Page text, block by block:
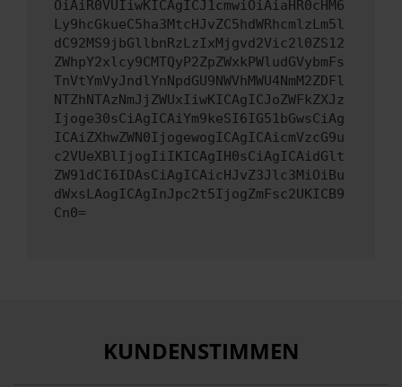
OiAiR0VUIiwKICAgICJ1cmwiOiAiaHR0cHM6
Ly9hcGkueC5ha3MtcHJvZC5hdWRhcmlzLm5l
dC92MS9jbGllbnRzLzIxMjgvd2Vic2l0ZS12
ZWhpY2xlcy9CMTQyP2ZpZWxkPWludGVybmFs
TnVtYmVyJndlYnNpdGU9NWVhMWU4NmM2ZDFl
NTZhNTAzNmJjZWUxIiwKICAgICJoZWFkZXJz
Ijoge30sCiAgICAiYm9keSI6IG51bGwsCiAg
ICAiZXhwZWN0IjogewogICAgICAicmVzcG9u
c2VUeXBlIjogIiIKICAgIH0sCiAgICAidGlt
ZW91dCI6IDAsCiAgICAicHJvZ3Jlc3MiOiBu
dWxsLAogICAgInJpc2t5IjogZmFsc2UKICB9
Cn0=
KUNDENSTIMMEN